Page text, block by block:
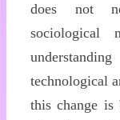
does not
sociological
technological
this change is